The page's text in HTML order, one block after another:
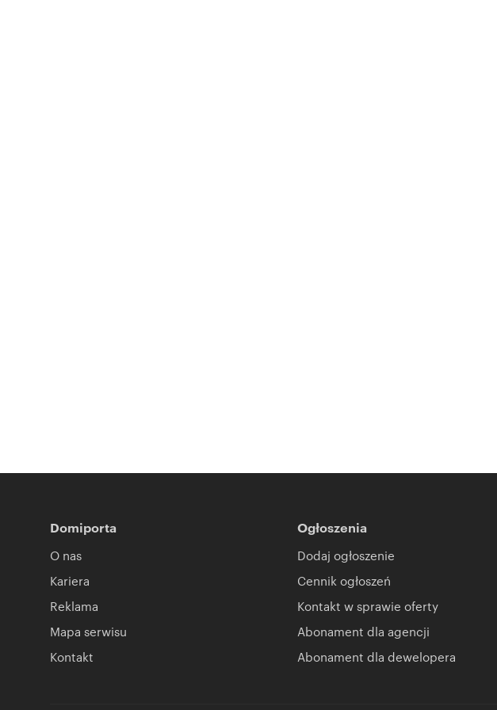
Domiporta
O nas
Kariera
Reklama
Mapa serwisu
Kontakt
Ogłoszenia
Dodaj ogłoszenie
Cennik ogłoszeń
Kontakt w sprawie oferty
Abonament dla agencji
Abonament dla dewelopera